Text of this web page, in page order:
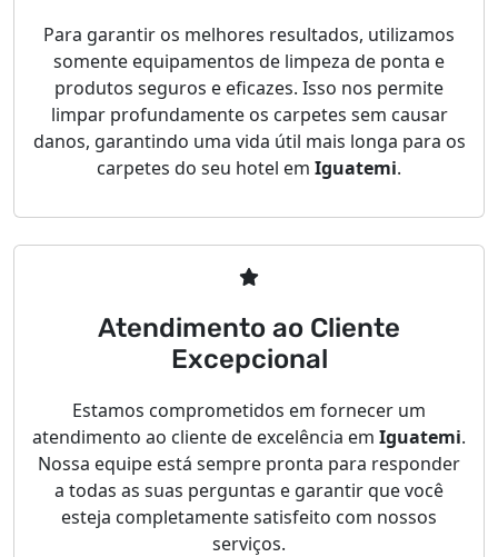
Para garantir os melhores resultados, utilizamos
somente equipamentos de limpeza de ponta e
produtos seguros e eficazes. Isso nos permite
limpar profundamente os carpetes sem causar
danos, garantindo uma vida útil mais longa para os
carpetes do seu hotel em Iguatemi.
Atendimento ao Cliente
Excepcional
Estamos comprometidos em fornecer um
atendimento ao cliente de excelência em Iguatemi.
Nossa equipe está sempre pronta para responder
a todas as suas perguntas e garantir que você
esteja completamente satisfeito com nossos
serviços.